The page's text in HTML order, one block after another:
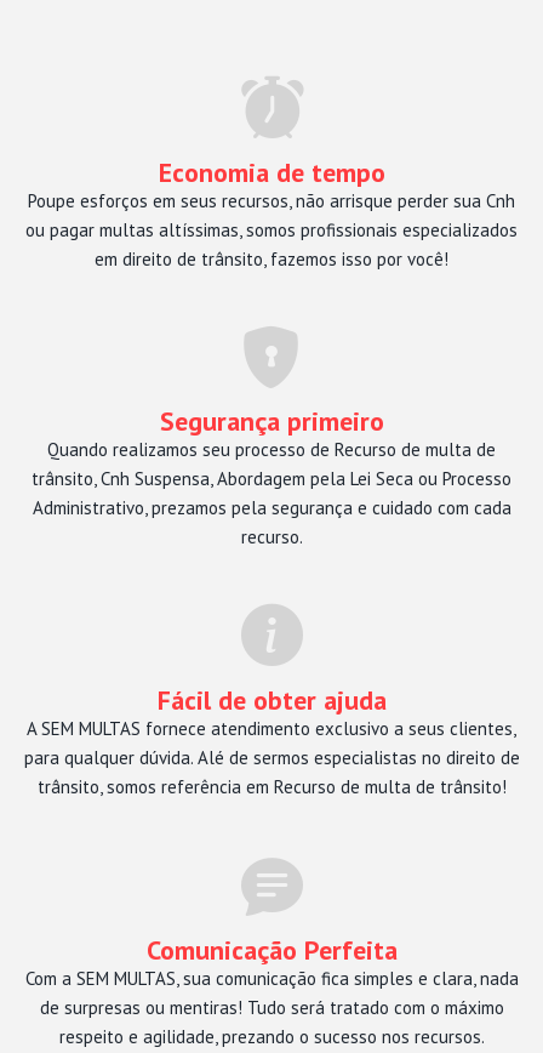
Economia de tempo
Poupe esforços em seus recursos, não arrisque perder sua Cnh
ou pagar multas altíssimas, somos profissionais especializados
em direito de trânsito, fazemos isso por você!
Segurança primeiro
Quando realizamos seu processo de Recurso de multa de
trânsito, Cnh Suspensa, Abordagem pela Lei Seca ou Processo
Administrativo, prezamos pela segurança e cuidado com cada
recurso.
Fácil de obter ajuda
A SEM MULTAS fornece atendimento exclusivo a seus clientes,
para qualquer dúvida. Alé de sermos especialistas no direito de
trânsito, somos referência em Recurso de multa de trânsito!
Comunicação Perfeita
Com a SEM MULTAS, sua comunicação fica simples e clara, nada
de surpresas ou mentiras! Tudo será tratado com o máximo
respeito e agilidade, prezando o sucesso nos recursos.